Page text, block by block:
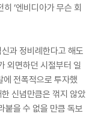
‘엔비디아가 무슨 회
과 정비례한다고 해도
외면하던 시절부터 일
전폭적으로 투자했
신념만큼은 꺾지 않았
붙을 수 없을 만큼 독보